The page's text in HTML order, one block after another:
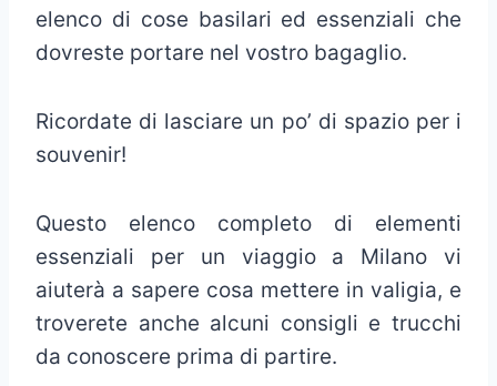
elenco di cose basilari ed essenziali che
dovreste portare nel vostro bagaglio.
Ricordate di lasciare un po’ di spazio per i
souvenir!
Questo elenco completo di elementi
essenziali per un viaggio a Milano vi
aiuterà a sapere cosa mettere in valigia, e
troverete anche alcuni consigli e trucchi
da conoscere prima di partire.